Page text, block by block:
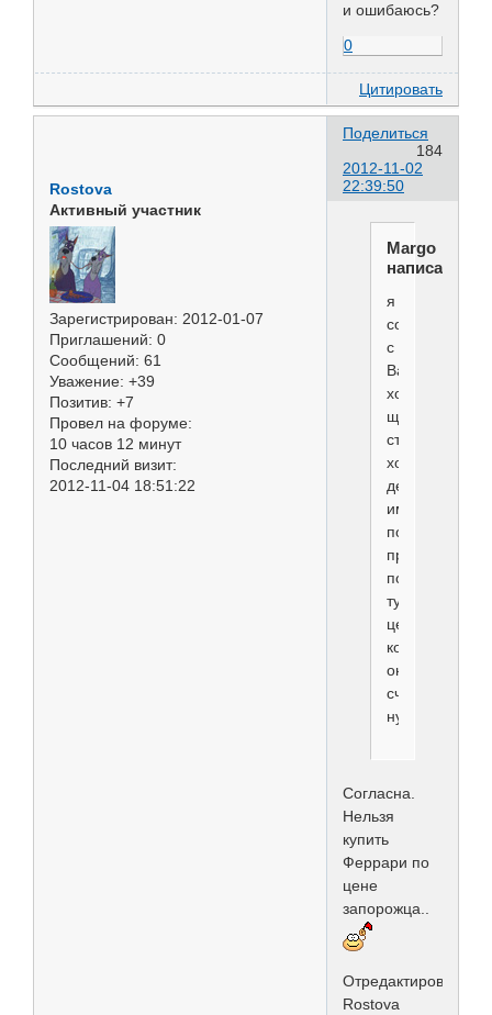
и ошибаюсь?
0
Цитировать
Поделиться
184
2012-11-02
22:39:50
Rostova
Активный участник
Зарегистрирован: 2012-01-07
Приглашений: 0
Сообщений: 61
Уважение: +39
Позитив: +7
Провел на форуме:
10 часов 12 минут
Последний визит:
2012-11-04 18:51:22
Margo
написал(а):
я
согласна
с
Вами,
хороший
щенок,
стоит
хороших
имеет
полное
право
попросить
ту
цену,
которую
он
считает
нужной
Согласна.
Нельзя
купить
Феррари по
цене
запорожца..
Отредактировано
Rostova